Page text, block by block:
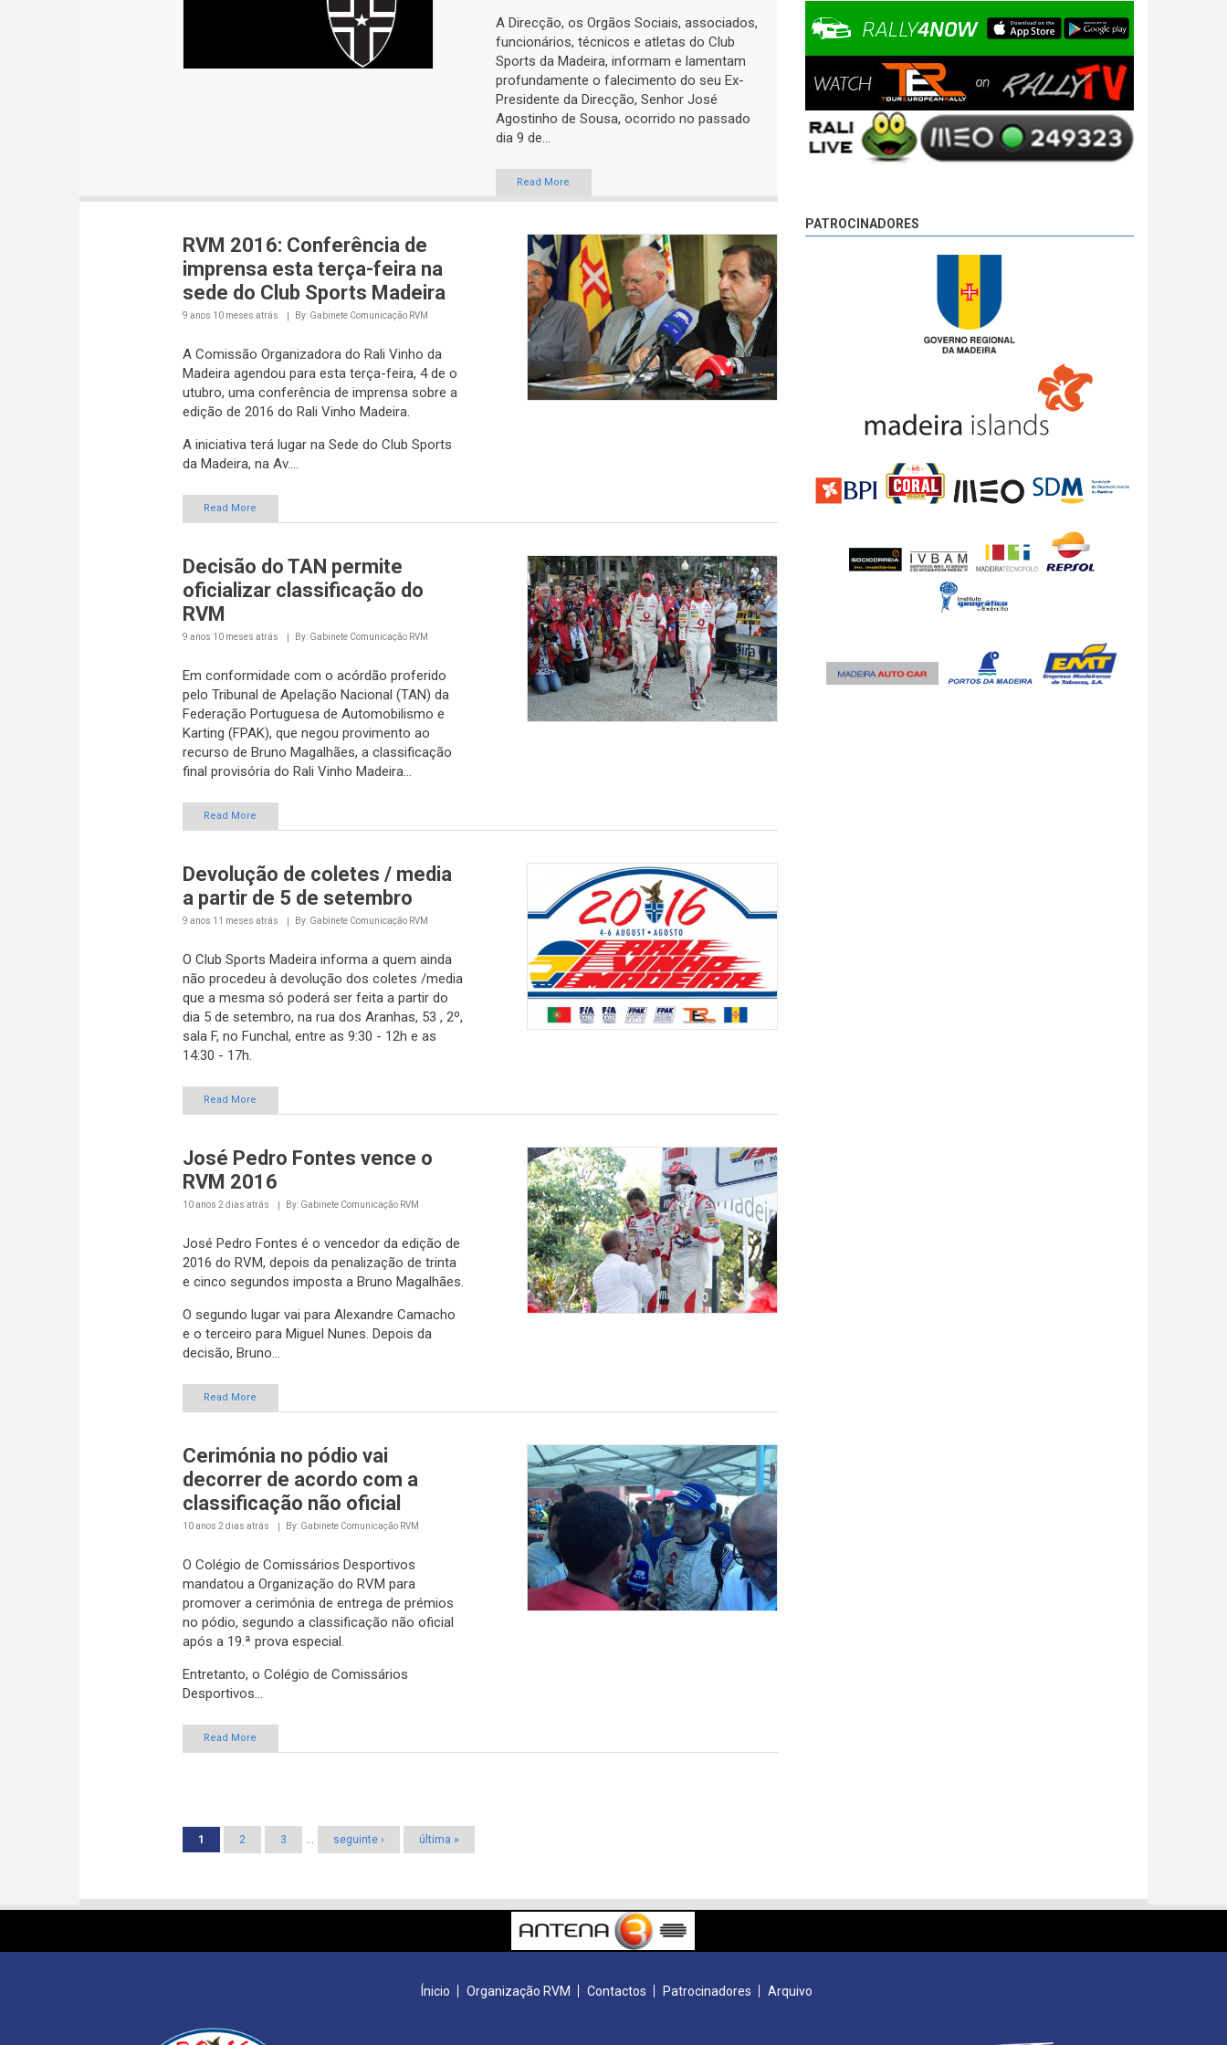
A Direcção, os Orgãos Sociais, associados,
funcionários, técnicos e atletas do Club
Sports da Madeira, informam e lamentam
profundamente o falecimento do seu Ex-
Presidente da Direcção, Senhor José
Agostinho de Sousa, ocorrido no passado
dia 9 de...
Read More
RVM 2016: Conferência de
imprensa esta terça-feira na
sede do Club Sports Madeira
9 anos 10 meses atrás By: Gabinete Comunicação RVM
A Comissão Organizadora do Rali Vinho da
Madeira agendou para esta terça-feira, 4 de o
utubro, uma conferência de imprensa sobre a
edição de 2016 do Rali Vinho Madeira.
A iniciativa terá lugar na Sede do Club Sports
da Madeira, na Av....
Read More
Decisão do TAN permite
oficializar classificação do
RVM
9 anos 10 meses atrás By: Gabinete Comunicação RVM
Em conformidade com o acórdão proferido
pelo Tribunal de Apelação Nacional (TAN) da
Federação Portuguesa de Automobilismo e
Karting (FPAK), que negou provimento ao
recurso de Bruno Magalhães, a classificação
final provisória do Rali Vinho Madeira...
Read More
Devolução de coletes / media
a partir de 5 de setembro
9 anos 11 meses atrás By: Gabinete Comunicação RVM
O Club Sports Madeira informa a quem ainda
não procedeu à devolução dos coletes /media
que a mesma só poderá ser feita a partir do
dia 5 de setembro, na rua dos Aranhas, 53 , 2º,
sala F, no Funchal, entre as 9:30 - 12h e as
14:30 - 17h.
Read More
José Pedro Fontes vence o
RVM 2016
10 anos 2 dias atrás By: Gabinete Comunicação RVM
José Pedro Fontes é o vencedor da edição de
2016 do RVM, depois da penalização de trinta
e cinco segundos imposta a Bruno Magalhães.
O segundo lugar vai para Alexandre Camacho
e o terceiro para Miguel Nunes. Depois da
decisão, Bruno...
Read More
Cerimónia no pódio vai
decorrer de acordo com a
classificação não oficial
10 anos 2 dias atrás By: Gabinete Comunicação RVM
O Colégio de Comissários Desportivos
mandatou a Organização do RVM para
promover a cerimónia de entrega de prémios
no pódio, segundo a classificação não oficial
após a 19.ª prova especial.
Entretanto, o Colégio de Comissários
Desportivos...
Read More
Páginas
1 2 3 … seguinte › última »
PATROCINADORES
Ínicio Organização RVM Contactos Patrocinadores Arquivo